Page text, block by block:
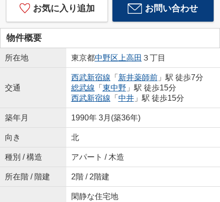
お気に入り追加 お問い合わせ
物件概要
所在地 東京都中野区 上高田 ３丁目
交通
西武新宿線 「 新井薬師前」駅 徒歩7分
総武線 「 東中野 」駅 徒歩15分
西武新宿線 「 中井」駅 徒歩15分
築年月 1990年 3月(築36年)
向き 北
種別 / 構造 アパート / 木造
所在階 / 階建 2階 / 2階建
閑静な住宅地